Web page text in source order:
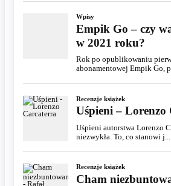
Wpisy
Empik Go – czy
w 2021 roku?
Rok po opublikowaniu
abonamentowej Empik Go,
Recenzje książek
Uśpieni – Lorenzo
Uśpieni autorstwa Lorenzo
niezwykła. To, co stanowi j...
Recenzje książek
Cham